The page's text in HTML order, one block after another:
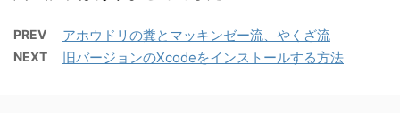
PREV アホウドリの糞とマッキンゼー流、やくざ流
NEXT 旧バージョンのXcodeをインストールする方法